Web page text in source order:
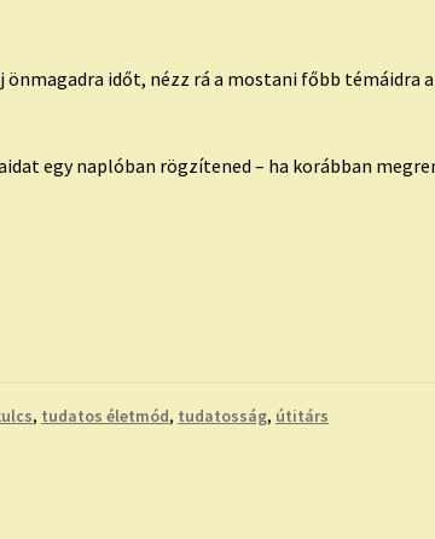
időt, nézz rá a mostani főbb témáidra
egy naplóban rögzítened – ha korábban
, tudatos életmód, tudatosság, útitárs